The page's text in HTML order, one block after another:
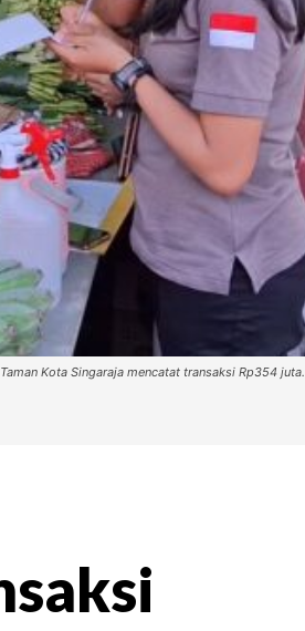
Kota Singaraja mencatat transaksi Rp354 juta.